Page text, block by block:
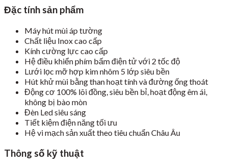
Đặc tính sản phẩm
Máy hút mùi áp tường
Chất liệu Inox cao cấp
Kính cường lực cao cấp
Hệ điều khiển phím bấm điện tử với 2 tốc độ
Lưới lọc mỡ hợp kim nhôm 5 lớp siêu bền
Hút khử mùi bằng than hoạt tính và đường ống thoát
Động cơ 100% lõi đồng, siêu bền bỉ, hoạt động êm ái,
không bị bào mòn
Đèn Led siêu sáng
Tiết kiệm điện năng tối ưu
Hệ vi mạch sản xuất theo tiêu chuẩn Châu Âu
Thông số kỹ thuật